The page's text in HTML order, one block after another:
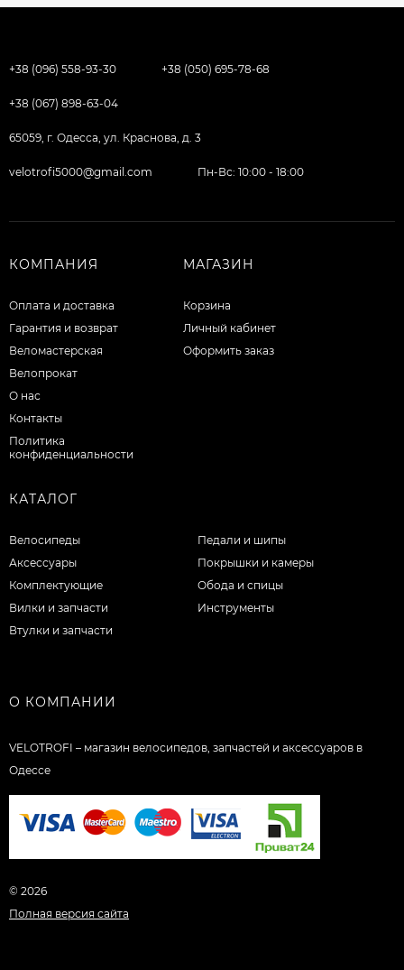
+38 (096) 558-93-30 +38 (050) 695-78-68
+38 (067) 898-63-04
65059, г. Одесса, ул. Краснова, д. 3
velotrofi5000@gmail.com Пн-Вс: 10:00 - 18:00
КОМПАНИЯ
Оплата и доставка
Гарантия и возврат
Веломастерская
Велопрокат
О нас
Контакты
Политика
конфиденциальности
МАГАЗИН
Корзина
Личный кабинет
Оформить заказ
КАТАЛОГ
Велосипеды
Аксессуары
Комплектующие
Вилки и запчасти
Втулки и запчасти
Педали и шипы
Покрышки и камеры
Обода и спицы
Инструменты
О КОМПАНИИ
VELOTROFI – магазин велосипедов, запчастей и аксессуаров в
Одессе
© 2026
Полная версия сайта